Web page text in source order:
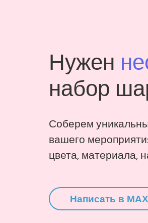
Нужен
набор
Соберем
вашего
цвета, материала,
Написать в MAX